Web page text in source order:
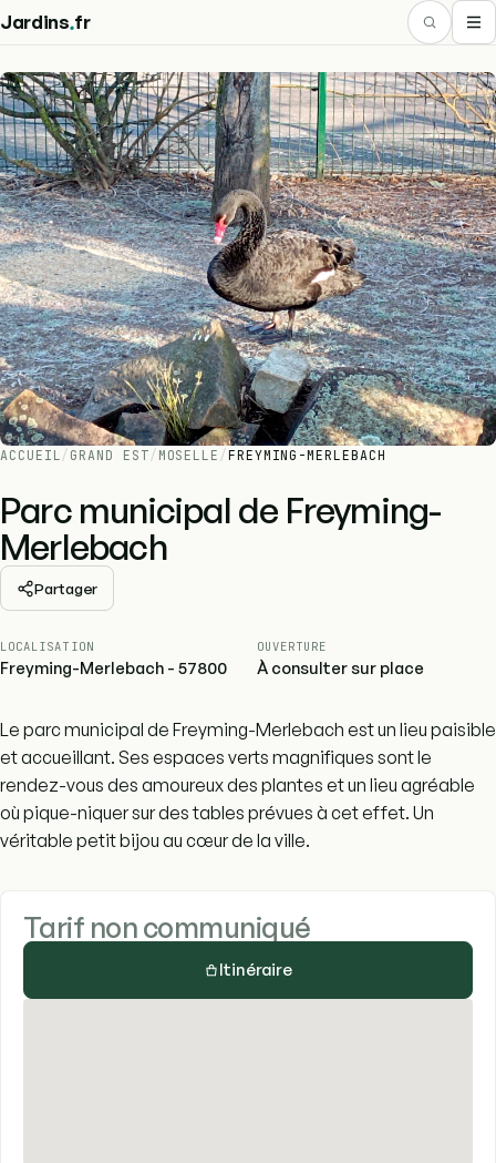
Jardins.fr
ACCUEIL/ GRAND EST/ MOSELLE / FREYMING-MERLEBACH
Parc municipal de Freyming-
Merlebach
Partager
LOCALISATION
Freyming-Merlebach - 57800
OUVERTURE
À consulter sur place
Le parc municipal de Freyming-Merlebach est un lieu paisible
et accueillant. Ses espaces verts magnifiques sont le
rendez-vous des amoureux des plantes et un lieu agréable
où pique-niquer sur des tables prévues à cet effet. Un
véritable petit bijou au cœur de la ville.
Tarif non communiqué
Itinéraire